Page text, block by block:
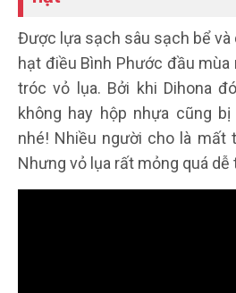
Được lựa sạch sâu sạch bể và
hạt điều Bình Phước đầu
tróc vỏ lụa. Bởi khi Dihona
không hay hộp nhựa cũng
nhé! Nhiều người cho là mất
Nhưng vỏ lụa rất mỏng quá dễ